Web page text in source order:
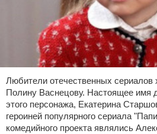
Любители отечественных сериалов
Полину Васнецову. Настоящее имя
этого персонажа, Екатерина
героиней популярного сериала
комедийного проекта являлись